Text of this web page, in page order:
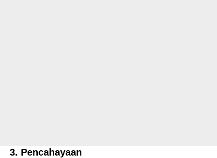
3. Pencahayaan